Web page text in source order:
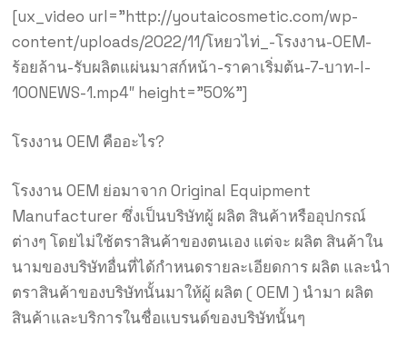
[ux_video url=”http://youtaicosmetic.com/wp-
content/uploads/2022/11/โหยวไท่_-โรงงาน-OEM-
ร้อยล้าน-รับผลิตแผ่นมาสก์หน้า-ราคาเริ่มต้น-7-บาท-l-
100NEWS-1.mp4″ height=”50%”]
โรงงาน OEM คืออะไร?
โรงงาน OEM ย่อมาจาก Original Equipment
Manufacturer ซึ่งเป็นบริษัทผู้ ผลิต สินค้าหรืออุปกรณ์
ต่างๆ โดยไม่ใช้ตราสินค้าของตนเอง แต่จะ ผลิต สินค้าใน
นามของบริษัทอื่นที่ได้กำหนดรายละเอียดการ ผลิต และนำ
ตราสินค้าของบริษัทนั้นมาให้ผู้ ผลิต ( OEM ) นำมา ผลิต
สินค้าและบริการในชื่อแบรนด์ของบริษัทนั้นๆ